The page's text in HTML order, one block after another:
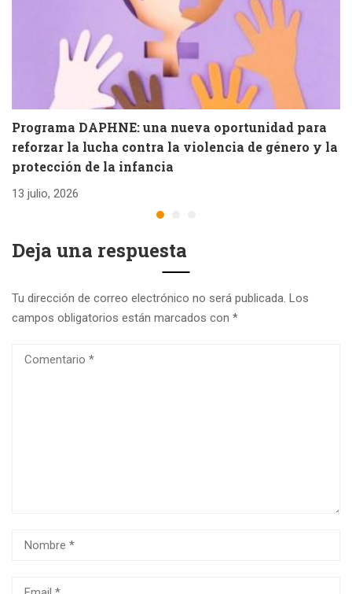
Programa DAPHNE: una nueva oportunidad para
reforzar la lucha contra la violencia de género y la
protección de la infancia
13 julio, 2026
Deja una respuesta
Tu dirección de correo electrónico no será publicada. Los
campos obligatorios están marcados con *